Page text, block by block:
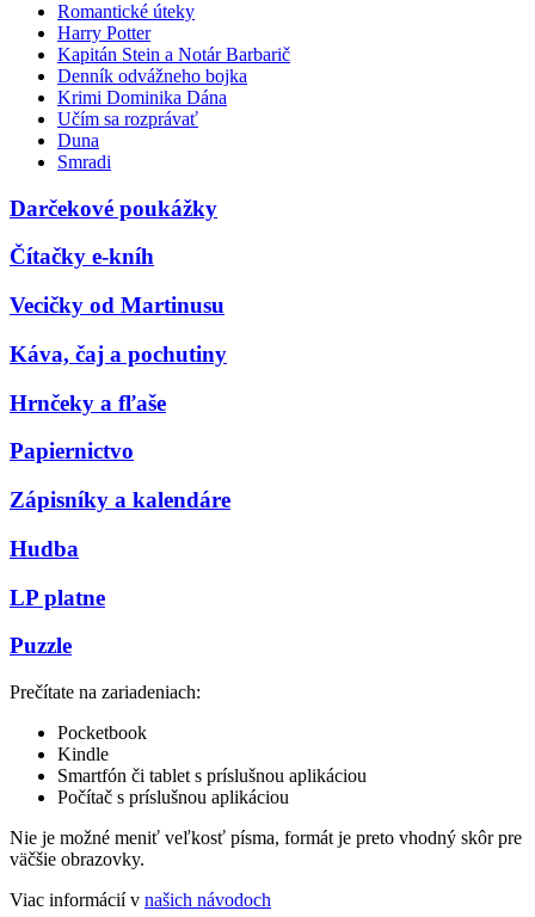
Romantické úteky
Harry Potter
Kapitán Stein a Notár Barbarič
Denník odvážneho bojka
Krimi Dominika Dána
Učím sa rozprávať
Duna
Smradi
Darčekové poukážky
Čítačky e-kníh
Vecičky od Martinusu
Káva, čaj a pochutiny
Hrnčeky a fľaše
Papiernictvo
Zápisníky a kalendáre
Hudba
LP platne
Puzzle
Prečítate na zariadeniach:
Pocketbook
Kindle
Smartfón či tablet s príslušnou aplikáciou
Počítač s príslušnou aplikáciou
Nie je možné meniť veľkosť písma, formát je preto vhodný skôr pre
väčšie obrazovky.
Viac informácií v našich návodoch